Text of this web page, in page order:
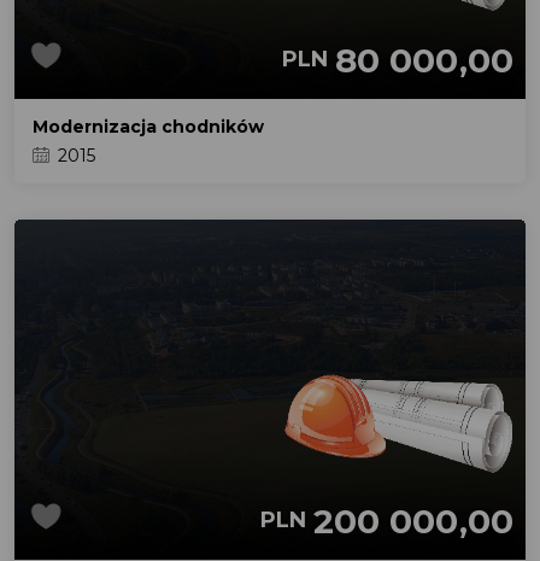
PLN 80 000,00
Modernizacja chodników
2015
PLN 200 000,00